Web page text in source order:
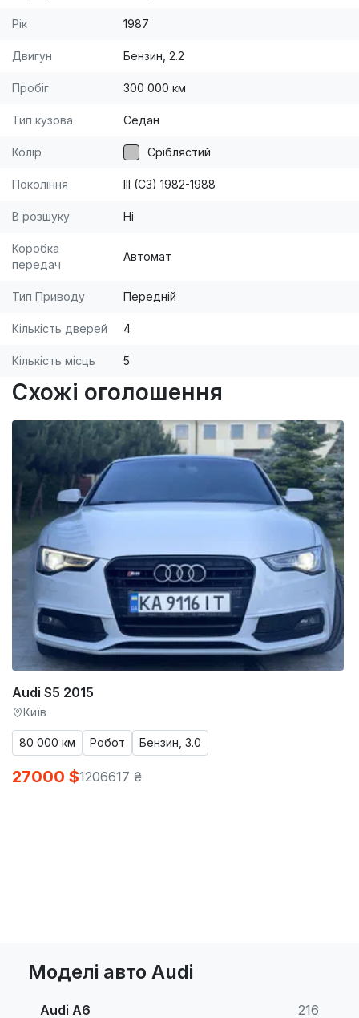
Рік 1987
Двигун Бензин, 2.2
Пробіг 300 000 км
Тип кузова Седан
Колір Сріблястий
Покоління III (C3) 1982-1988
В розшуку Ні
Коробка
передач
Автомат
Тип Приводу Передній
Кількість дверей 4
Кількість місць 5
Схожі оголошення
Audi S5 2015
Київ
80 000 км Робот Бензин, 3.0
27000 $1206617 ₴
Моделі авто Audi
Audi A6 216